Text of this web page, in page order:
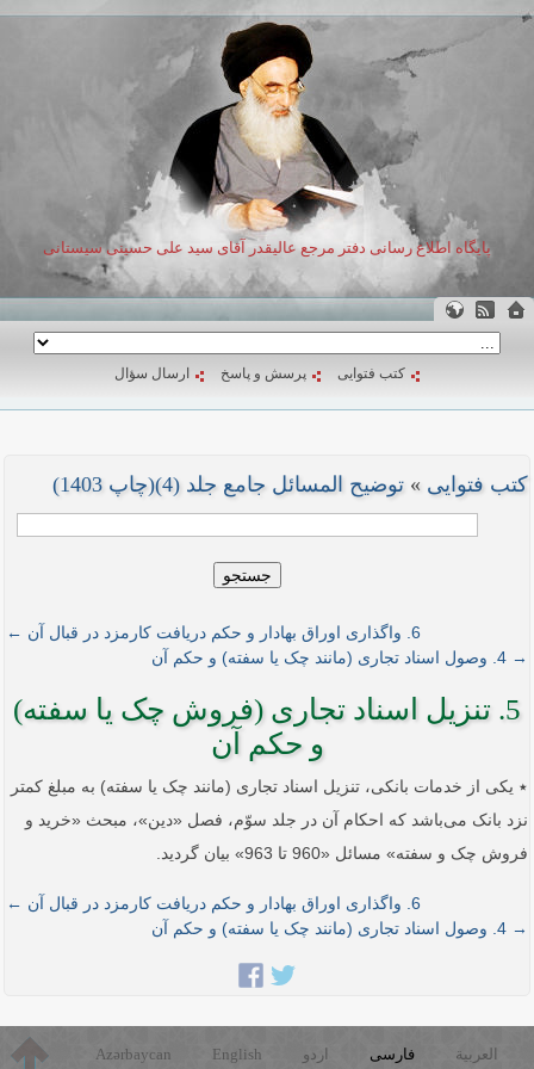
پایگاه اطلاع رسانی دفتر مرجع عالیقدر آقای سید علی حسینی سیستانی
کتب فتوایی پرسش و پاسخ ارسال سؤال
کتب فتوایی » توضیح المسائل جامع جلد (4)(چاپ 1403)
جستجو
6. واگذاری اوراق بهادار و حکم دریافت کارمزد در قبال آن ←
→ 4. وصول اسناد تجاری (مانند چک یا سفته) و حکم آن
5. تنزیل اسناد تجاری (فروش چک یا سفته)
و حکم آن
٭ یکی از خدمات بانکی، تنزیل اسناد تجاری (مانند چک‏ یا سفته) به مبلغ کمتر
نزد بانک می‌باشد که احکام آن در جلد سوّم، فصل «دین»، مبحث «خرید و
فروش چک و سفته» مسائل «960 تا 963» بیان گردید.
6. واگذاری اوراق بهادار و حکم دریافت کارمزد در قبال آن ←
→ 4. وصول اسناد تجاری (مانند چک یا سفته) و حکم آن
العربية فارسی اردو English
Azərbaycan